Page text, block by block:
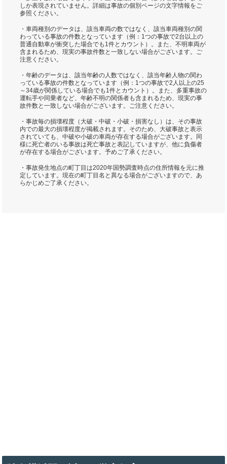
しか表現されていません。詳細は事故の個別ページの文字情報をご
参照ください。
・車両種別のデータは、該当車両の数ではなく、該当車両種別の関
わっている事故の件数となっています（例：1つの事故で2台以上の
普通自動車が衝突した場合でも1件とカウント）。また、不明車両が
含まれるため、現実の事故件数と一致しない場合がございます。ご
注意ください。
・年齢のデータは、該当年齢の人数ではなく、該当年齢人物の関わ
っている事故の件数となっています（例：1つの事故で2人以上の25
～34歳が関係している場合でも1件とカウント）。また、多重事故の
運転手や同乗者など、年齢不明の関係者も含まれるため、現実の事
故件数と一致しない場合がございます。ご注意ください。
・事故毎の損壊程度（大破・中破・小破・損害なし）は、その事故
内での最大の損壊程度が掲載されます。そのため、大破事故と表示
されていても、中破や小破の車両が存在する場合がございます。同
様に死亡者のいる事故は死亡事故と表記していますが、他に負傷者
が存在する場合がございます。予めご了承ください。
・事故発生地点の町丁目は2020年国勢調査時点の住所情報を元に推
定しています。現在の町丁目名と異なる場合がございますので、あ
らかじめご了承ください。